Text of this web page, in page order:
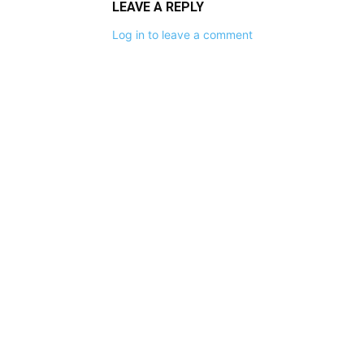
LEAVE A REPLY
Log in to leave a comment